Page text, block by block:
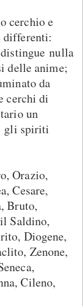
cerchio e
differenti:
nulla
delle anime;
da
cerchi di
un
gli spiriti
Orazio,
Cesare,
Bruto,
Saldino,
Diogene,
Zenone,
Cileno,